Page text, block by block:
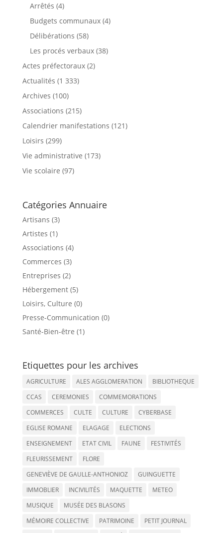
Arrêtés (4)
Budgets communaux(4)
Délibérations (58)
Les procés verbaux(38)
Actes préfectoraux(2)
Actualités (1 333)
Archives (100)
Associations (215)
Calendrier manifestations (121)
Loisirs (299)
Vie administrative (173)
Vie scolaire (97)
Catégories Annuaire
Artisans (3)
Artistes (1)
Associations (4)
Commerces (3)
Entreprises (2)
Hébergement (5)
Loisirs, Culture (0)
Presse-Communication (0)
Santé-Bien-être (1)
Etiquettes pour les archives
AGRICULTURE ALES AGGLOMERATION
BIBLIOTHEQUE
CCAS
CEREMONIES
COMMEMORATIONS
COMMERCES
CULTE CULTURE
CYBERBASE
EGLISE ROMANE
ELAGAGE
ELECTIONS
ENSEIGNEMENT
ETAT CIVIL FAUNE
FESTIVITÉS
FLEURISSEMENT
FLORE
GENEVIÈVE DE GAULLE-ANTHONIOZ
GUINGUETTE
IMMOBLIER
INCIVILITÉS MAQUETTE
METEO
MUSIQUE
MUSÉE DES BLASONS
MÉMOIRE COLLECTIVE
PATRIMOINE
PETIT JOURNAL